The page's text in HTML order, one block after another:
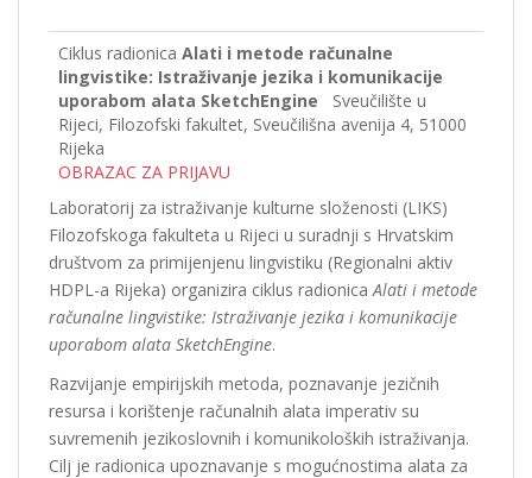
Ciklus radionica Alati i metode računalne
lingvistike: Istraživanje jezika i komunikacije
uporabom alata SketchEngine
Sveučilište u
Rijeci, Filozofski fakultet, Sveučilišna avenija 4, 51000
Rijeka
OBRAZAC ZA PRIJAVU
Laboratorij za istraživanje kulturne složenosti (LIKS)
Filozofskoga fakulteta u Rijeci u suradnji s Hrvatskim
društvom za primijenjenu lingvistiku (Regionalni aktiv
HDPL-a Rijeka) organizira ciklus radionicaAlati i metode
računalne lingvistike: Istraživanje jezika i komunikacije
uporabom alata SketchEngine.
Razvijanje empirijskih metoda, poznavanje jezičnih
resursa i korištenje računalnih alata imperativ su
suvremenih jezikoslovnih i komunikoloških istraživanja.
Cilj je radionica upoznavanje s mogućnostima alata za